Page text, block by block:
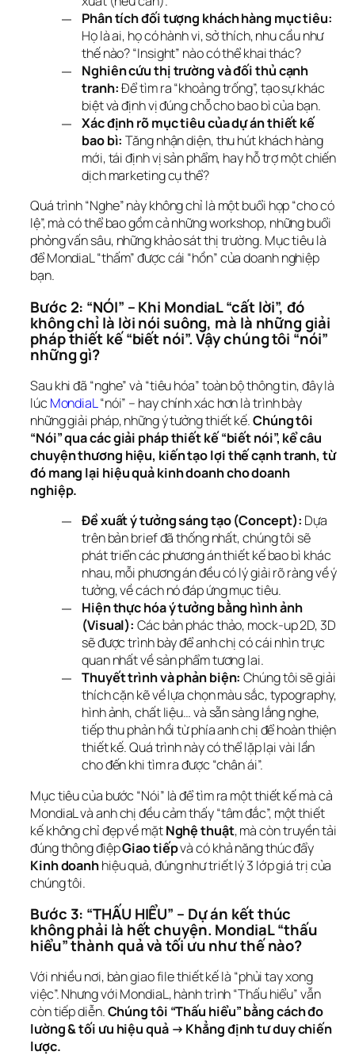
Phân tích đối tượng khách hàng mục tiêu:
Họ là ai, họ có hành vi, sở thích, nhu cầu như
thế nào? “Insight” nào có thể khai thác?
Nghiên cứu thị trường và đối thủ cạnh
tranh:Để tìm ra “khoảng trống”, tạo sự khác
biệt và định vị đúng chỗ cho bao bì của bạn.
Xác định rõ mục tiêu của dự án thiết kế
bao bì: Tăng nhận diện, thu hút khách hàng
mới, tái định vị sản phẩm, hay hỗ trợ một chiến
dịch marketing cụ thể?
Quá trình “Nghe” này không chỉ là một buổi họp “cho có
lệ”, mà có thể bao gồm cả những workshop, những buổi
phỏng vấn sâu, những khảo sát thị trường. Mục tiêu là
để MondiaL “thấm” được cái “hồn” của doanh nghiệp
bạn.
Bước 2: “NÓI” – Khi MondiaL “cất lời”, đó
không chỉ là lời nói suông, mà là những giải
pháp thiết kế “biết nói”. Vậy chúng tôi “nói”
những gì?
Sau khi đã “nghe” và “tiêu hóa” toàn bộ thông tin, đây là
lúc MondiaL “nói” – hay chính xác hơn là trình bày
những giải pháp, những ý tưởng thiết kế. Chúng tôi
“Nói” qua các giải pháp thiết kế “biết nói”, kể câu
chuyện thương hiệu, kiến tạo lợi thế cạnh tranh, từ
đó mang lại hiệu quả kinh doanh cho doanh
nghiệp.
Đề xuất ý tưởng sáng tạo (Concept): Dựa
trên bản brief đã thống nhất, chúng tôi sẽ
phát triển các phương án thiết kế bao bì khác
nhau, mỗi phương án đều có lý giải rõ ràng về ý
tưởng, về cách nó đáp ứng mục tiêu.
Hiện thực hóa ý tưởng bằng hình ảnh
(Visual): Các bản phác thảo, mock-up 2D, 3D
sẽ được trình bày để anh chị có cái nhìn trực
quan nhất về sản phẩm tương lai.
Thuyết trình và phản biện: Chúng tôi sẽ giải
thích cặn kẽ về lựa chọn màu sắc, typography,
hình ảnh, chất liệu… và sẵn sàng lắng nghe,
tiếp thu phản hồi từ phía anh chị để hoàn thiện
thiết kế. Quá trình này có thể lặp lại vài lần
cho đến khi tìm ra được “chân ái”.
Mục tiêu của bước “Nói” là để tìm ra một thiết kế mà cả
MondiaL và anh chị đều cảm thấy “tâm đắc”, một thiết
kế không chỉ đẹp về mặt Nghệ thuật, mà còn truyền tải
đúng thông điệp Giao tiếp
Kinh doanh hiệu quả, đúng như triết lý 3 lớp giá trị của
chúng tôi.
Bước 3: “THẤU HIỂU” – Dự án kết thúc
không phải là hết chuyện. MondiaL “thấu
hiểu” thành quả và tối ưu như thế nào?
Với nhiều nơi, bàn giao file thiết kế là “phủi tay xong
việc”. Nhưng với MondiaL, hành trình “Thấu hiểu” vẫn
còn tiếp diễn. Chúng tôi “Thấu hiểu” bằng cách đo
lường & tối ưu hiệu quả → Khẳng định tư duy chiến
lược.